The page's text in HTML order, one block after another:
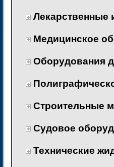
Лекарственные
Медицинское
Оборудования
Строительные
Судовое
Технические